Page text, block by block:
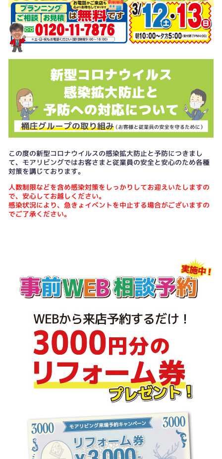
この度の新型コロナウイルスの感染拡大防止と予防につきまし
て、モアリビングではお客さまと従業員の安全と安心のため各種
対策を講じております。
人数制限などを含め感染対策をしっかりしてお迎えいたしますの
で、安心してお越しください。
感染状況により、急きょイベントを中止する場合がございますの
でご了承ください。